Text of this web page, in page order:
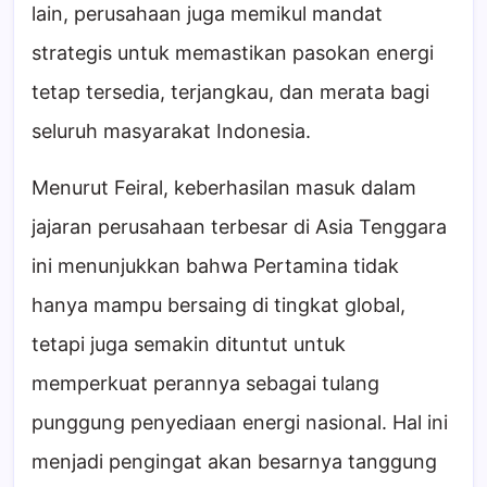
lain, perusahaan juga memikul mandat
strategis untuk memastikan pasokan energi
tetap tersedia, terjangkau, dan merata bagi
seluruh masyarakat Indonesia.
Menurut Feiral, keberhasilan masuk dalam
jajaran perusahaan terbesar di Asia Tenggara
ini menunjukkan bahwa Pertamina tidak
hanya mampu bersaing di tingkat global,
tetapi juga semakin dituntut untuk
memperkuat perannya sebagai tulang
punggung penyediaan energi nasional. Hal ini
menjadi pengingat akan besarnya tanggung